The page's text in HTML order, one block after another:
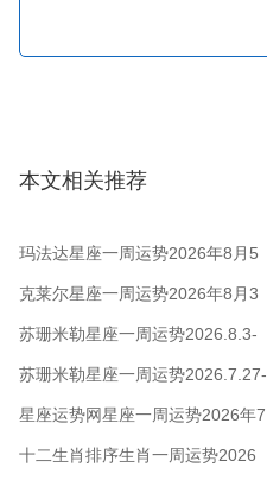
本文相关推荐
玛法达星座一周运势2026年8月5
日至11日
克莱尔星座一周运势2026年8月3
日-9日
苏珊米勒星座一周运势2026.8.3-
8.9
苏珊米勒星座一周运势2026.7.27-
8.2
星座运势网星座一周运势2026年7
月27日 - 8月2日
十二生肖排序生肖一周运势2026